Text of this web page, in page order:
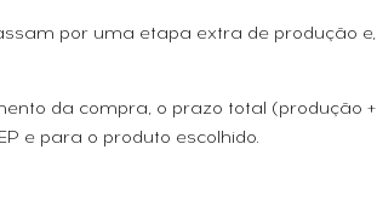
por uma etapa extra de produção e,
da compra, o prazo total (produção +
e para o produto escolhido.